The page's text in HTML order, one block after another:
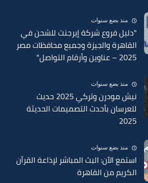
منذ بضع سنوات
"دليل فروع شركة إيرجنت للشحن في
القاهرة والجيزة وجميع محافظات مصر
2025 – عناوين وأرقام التواصل"
منذ بضع سنوات
نيش مودرن وتركي 2025 حديث
للعرسان بأحدث التصميمات الحديثة
2025
منذ بضع سنوات
استمع الآن: البث المباشر لإذاعة القرآن
الكريم من القاهرة